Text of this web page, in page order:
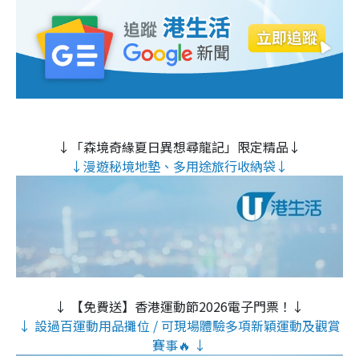
↓「森境奇緣夏日異想尋龍記」限定精品↓
↓漫遊秘境地墊、多用途旅行收納袋↓
↓ 【免費送】香港運動節2026電子門票！↓
↓ 設過百運動用品攤位 / 可現場體驗多項新穎運動及觀賞
賽事🔥 ↓